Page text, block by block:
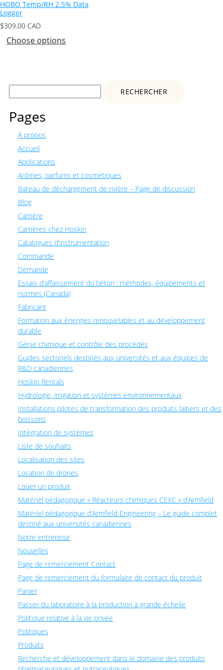
HOBO Temp/RH 2.5% Data
Logger
$309.00 CAD
Choose options
Rechercher :
Pages
À propos
Accueil
Applications
Arômes, parfums et cosmétiques
Bateau de déchargement de rivière – Page de discussion
Blog
Carrière
Carrières chez Hoskin
Catalogues d’instrumentation
Commande
Demande
Essais d’affaissement du béton : méthodes, équipements et
normes (Canada)
Fabricant
Formation aux énergies renouvelables et au développement
durable
Génie chimique et contrôle des procédés
Guides sectoriels destinés aux universités et aux équipes de
R&D canadiennes
Hoskin Rentals
Hydrologie, irrigation et systèmes environnementaux
Installations pilotes de transformation des produits laitiers et des
boissons
Intégration de systèmes
Liste de souhaits
Localisation des sites
Location de drones
Louer un produit
Matériel pédagogique « Réacteurs chimiques CEXC » d’Armfield
Matériel pédagogique d’Armfield Engineering – Le guide complet
destiné aux universités canadiennes
Notre entreprise
Nouvelles
Page de remerciement Contact
Page de remerciement du formulaire de contact du produit
Panier
Passer du laboratoire à la production à grande échelle
Politique relative à la vie privée
Politiques
Produits
Recherche et développement dans le domaine des produits